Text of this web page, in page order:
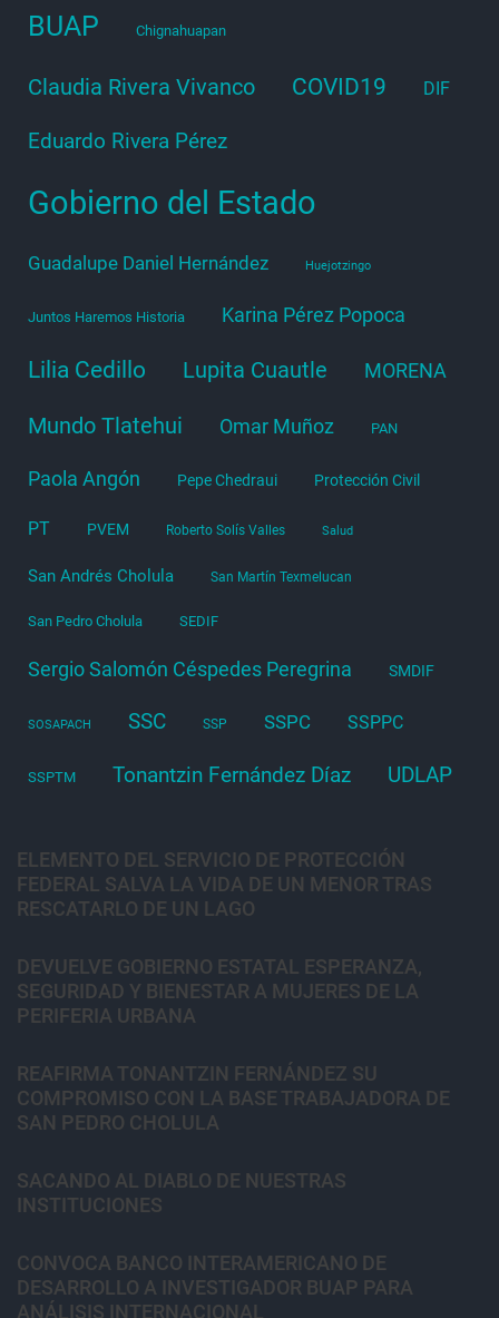
BUAP Chignahuapan
Claudia Rivera Vivanco COVID19 DIF
Eduardo Rivera Pérez
Gobierno del Estado
Guadalupe Daniel Hernández Huejotzingo
Juntos Haremos Historia Karina Pérez Popoca
Lilia Cedillo Lupita Cuautle MORENA
Mundo Tlatehui Omar Muñoz PAN
Paola Angón Pepe Chedraui Protección Civil
PT PVEM Roberto Solís Valles Salud
San Andrés Cholula San Martín Texmelucan
San Pedro Cholula SEDIF
Sergio Salomón Céspedes Peregrina SMDIF
SOSAPACH SSC SSP SSPC SSPPC
SSPTM Tonantzin Fernández Díaz UDLAP
ELEMENTO DEL SERVICIO DE PROTECCIÓN
FEDERAL SALVA LA VIDA DE UN MENOR TRAS
RESCATARLO DE UN LAGO
DEVUELVE GOBIERNO ESTATAL ESPERANZA,
SEGURIDAD Y BIENESTAR A MUJERES DE LA
PERIFERIA URBANA
REAFIRMA TONANTZIN FERNÁNDEZ SU
COMPROMISO CON LA BASE TRABAJADORA DE
SAN PEDRO CHOLULA
SACANDO AL DIABLO DE NUESTRAS
INSTITUCIONES
CONVOCA BANCO INTERAMERICANO DE
DESARROLLO A INVESTIGADOR BUAP PARA
ANÁLISIS INTERNACIONAL